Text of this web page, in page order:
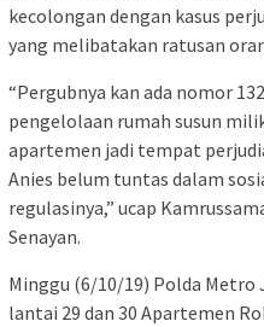
kecolongan dengan kasus
yang melibatakan ratusan
“Pergubnya kan ada nomor
pengelolaan rumah susun
apartemen jadi tempat
Anies belum tuntas dalam
regulasinya,” ucap
Senayan.
Minggu (6/10/19) Polda
lantai 29 dan 30 Apartemen